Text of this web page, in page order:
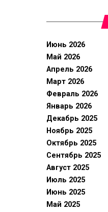
Июнь 2026
Май 2026
Апрель 2026
Март 2026
Февраль 2026
Январь 2026
Декабрь 2025
Ноябрь 2025
Октябрь 2025
Сентябрь 2025
Август 2025
Июль 2025
Июнь 2025
Май 2025